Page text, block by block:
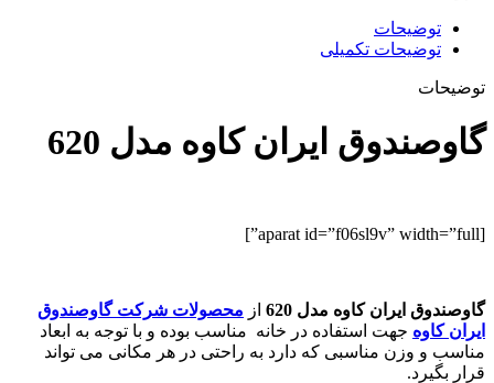
توضیحات
توضیحات تکمیلی
توضیحات
گاوصندوق ایران کاوه مدل 620
[aparat id=”f06sl9v” width=”full”]
گاوصندوق ایران کاوه مدل 620 از محصولات شرکت گاوصندوق
ایران کاوه جهت استفاده در خانه مناسب بوده و با توجه به ابعاد
مناسب و وزن مناسبی که دارد به راحتی در هر مکانی می تواند
قرار بگیرد.